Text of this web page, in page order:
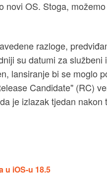
novi OS. Stoga,
razloge,
su datumi za
lansiranje bi se moglo
Candidate" (RC)
je izlazak tjedan nakon
u iOS-u 18.5